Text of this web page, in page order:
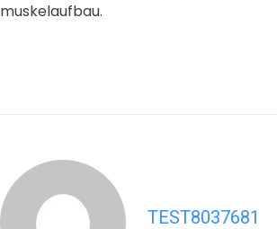
muskelaufbau.
TEST8037681